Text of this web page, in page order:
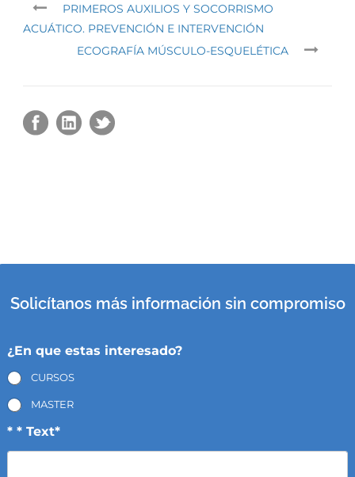
PRIMEROS AUXILIOS Y SOCORRISMO
ACUÁTICO. PREVENCIÓN E INTERVENCIÓN
ECOGRAFÍA MÚSCULO-ESQUELÉTICA
Solicítanos más información sin compromiso
¿En que estas interesado?
CURSOS
MASTER
* * Text*